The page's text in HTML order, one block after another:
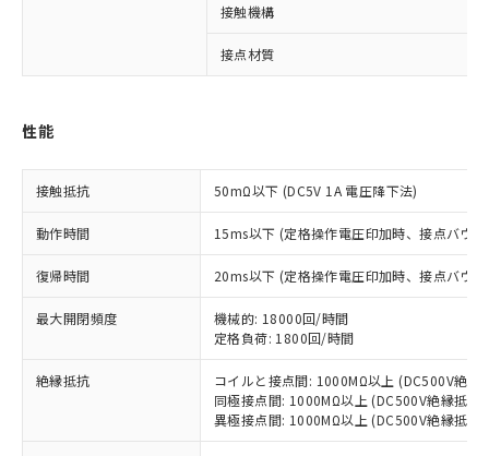
接触機構
接点材質
性能
接触抵抗 50mΩ以下 (DC5V 1A 電圧降下法)
動作時間 15ms以下 (定格操作電圧印加時、接点バウ
復帰時間 20ms以下 (定格操作電圧印加時、接点バウ
最大開閉頻度
機械的: 18000回/時間
定格負荷: 1800回/時間
絶縁抵抗
コイルと接点間: 1000MΩ以上 (DC500V絶縁
同極接点間: 1000MΩ以上 (DC500V絶縁抵抗
異極接点間: 1000MΩ以上 (DC500V絶縁抵抗
ご利用条件
以下の条件をお読みいただき、同意のうえ
ご利用ください。
本サービスは、当社制御機器事業取扱
商品の当社在庫状況および標準価格
(税抜)を提供させていただくもので
当社制御機器事業取扱商品の中には、
本サービスの対象外となる商品もある
対応予定：EU RoHS指令（10物質）の非含
有に対応した製品に切り替える予定のある
対応予定なし：EU RoHS指令（10物質）の
定はありません。
調査・確認中：EU RoHS指令（10物質）の
非含有の対応状況を調査中または確認中の
非該当品：ライセンス料など無形物で、有
害物質有無と関係のない商品です。
仕入先様の事情により、非含有部品として
いたものが、含有品と判明した場合などや
※1 中国RoHS○×表
「○」：最大均質材料含有率が中国RoHSの
基準値以下であることを示します。
「×」：最大均質材料含有率が中国RoHSの
基準値を超えていることを示します。